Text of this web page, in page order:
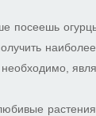
посеешь
необходимо,